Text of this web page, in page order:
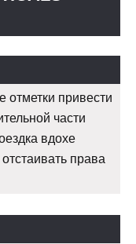
отметки привести
части
вдохе
права